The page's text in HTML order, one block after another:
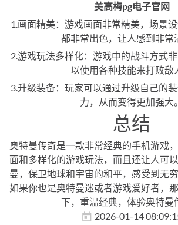
美高梅pg电子官网
1.画面精美：游戏画面非常精美，场景
都非常出色，让人感到非常
2.游戏玩法多样化：游戏中的战斗方式
以使用各种技能来打败敌
3.升级装备：玩家可以通过升级自己的
力，从而变得更加强大。
总结
奥特曼传奇是一款非常经典的手机游戏
面和多样化的游戏玩法，而且还让人可
曼，保卫地球和宇宙的和平，感受到无
如果你也是奥特曼迷或者游戏爱好者，
下，重温经典，体验奥特曼
2026-01-14